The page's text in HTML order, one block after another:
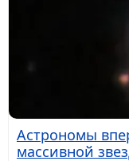
Астрономы
массивной